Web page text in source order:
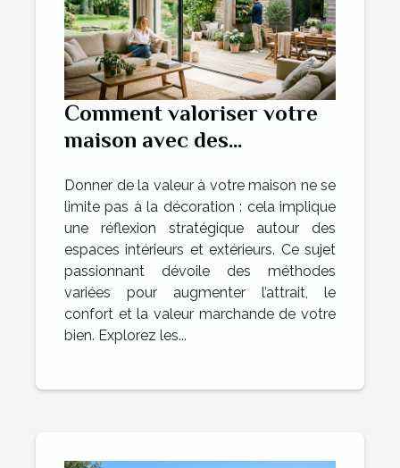
Comment valoriser votre
maison avec des
et extérieurs ?
Donner de la valeur à votre maison ne se
limite pas à la décoration : cela implique
une réflexion stratégique autour des
espaces intérieurs et extérieurs. Ce sujet
passionnant dévoile des méthodes
variées pour augmenter l’attrait, le
confort et la valeur marchande de votre
bien. Explorez les...